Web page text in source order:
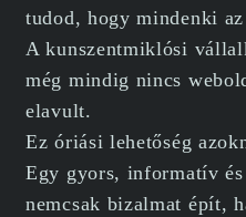
tudod, hogy mindenki
A kunszentmiklósi
még mindig nincs
elavult.
Ez óriási lehetőség
Egy gyors, informatív
nemcsak bizalmat épít,